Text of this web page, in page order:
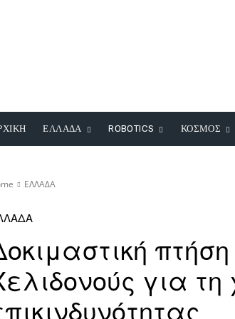
ΕΛΛΑΔΑ ROBOTICS ΚΟΣΜΟΣ
ΕΛΛΑΔΑ
για